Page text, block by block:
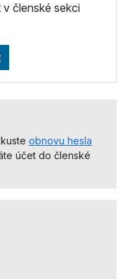
v členské sekci
obnovu hesla
účet do členské